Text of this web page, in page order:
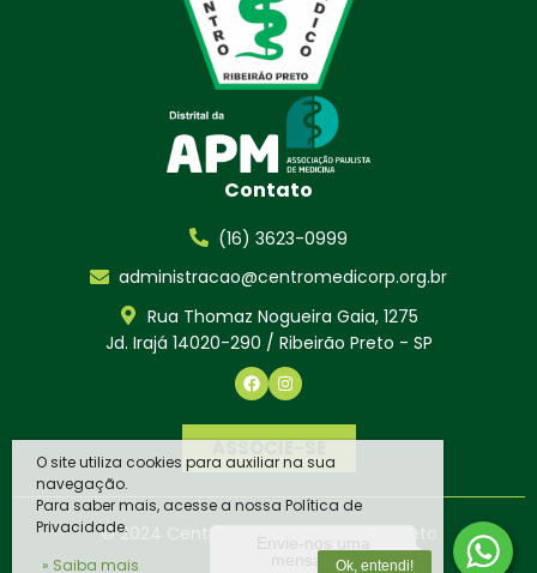
Contato
(16) 3623-0999
administracao@centromedicorp.org.br
Rua Thomaz Nogueira Gaia, 1275
Jd. Irajá 14020-290 / Ribeirão Preto - SP
ASSOCIE-SE
© 2024 Centro Médico de Ribeirão Preto
Envie-nos uma
mensagem
O site utiliza cookies para auxiliar na sua
navegação.
Para saber mais, acesse a nossa Política de
Privacidade.
» Saiba mais
Ok, entendi!